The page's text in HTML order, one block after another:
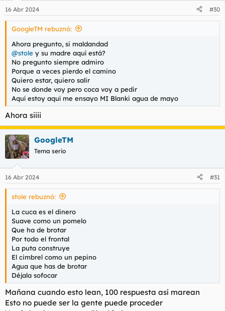
e
s
16 Abr 2024 #30
GoogleTM rebuznó:
Ahora pregunto, si maldandad
@stole y su madre aquí está?
No pregunto siempre admiro
Porque a veces pierdo el camino
Quiero estar, quiero salir
No se donde voy pero coca voy a pedir
Aquí estoy aquí me ensayo MI Blanki agua de mayo
Ahora siiii
GoogleTM
Tema serio
16 Abr 2024 #31
stole rebuznó:
La cuca es el dinero
Suave como un pomelo
Que ha de brotar
Por todo el frontal
La puta construye
El cimbrel como un pepino
Agua que has de brotar
Déjala sofocar
Mañana cuando esto lean, 100 respuesta así marean
Esto no puede ser la gente puede proceder